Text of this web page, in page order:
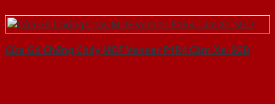
Cửa Gỗ Chống Cháy MDF Veneer P1R4 Căm Xe-SGD